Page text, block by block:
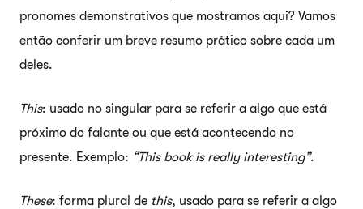
pronomes demonstrativos que mostramos aqui? Vamos
então conferir um breve resumo prático sobre cada um
deles.
This: usado no singular para se referir a algo que está
próximo do falante ou que está acontecendo no
presente. Exemplo: “This book is really interesting”.
These: forma plural de this, usado para se referir a algo